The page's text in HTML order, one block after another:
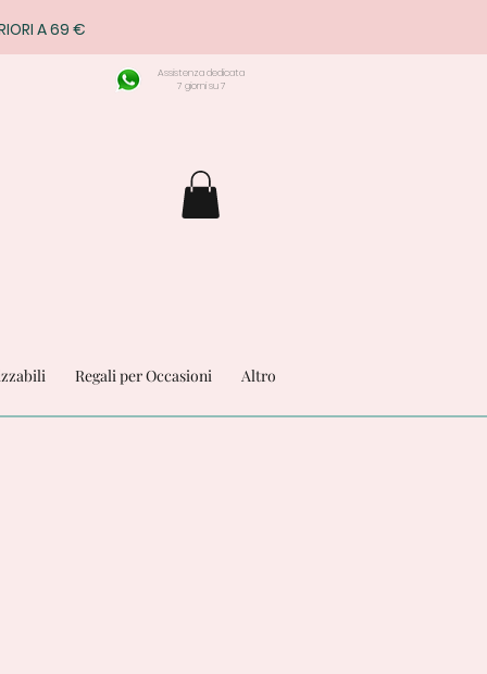
A 69 €
Assistenza dedicata
7 giorni su 7
Regali per Occasioni Altro